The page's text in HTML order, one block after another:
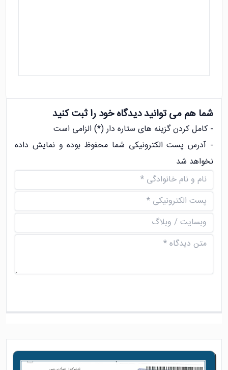
شما هم می توانید دیدگاه خود را ثبت کنید
- کامل کردن گزینه های ستاره دار (*) الزامی است
- آدرس پست الکترونیکی شما محفوظ بوده و نمایش داده
نخواهد شد